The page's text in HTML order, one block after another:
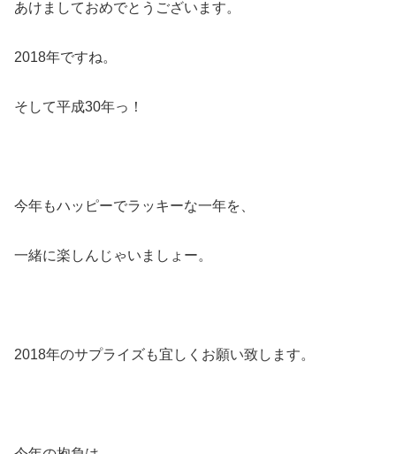
あけましておめでとうございます。
2018年ですね。
そして平成30年っ！
今年もハッピーでラッキーな一年を、
一緒に楽しんじゃいましょー。
2018年のサプライズも宜しくお願い致します。